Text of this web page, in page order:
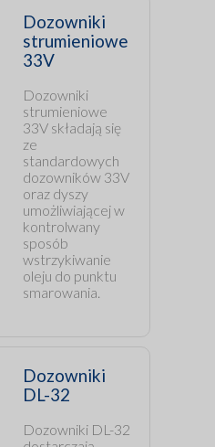
Dozowniki
strumieniowe
33V
Dozowniki
strumieniowe
33V składają się
ze
standardowych
dozowników 33V
oraz dyszy
umożliwiającej w
kontrolwany
sposób
wstrzykiwanie
oleju do punktu
smarowania.
Dozowniki
DL-32
Dozowniki DL-32